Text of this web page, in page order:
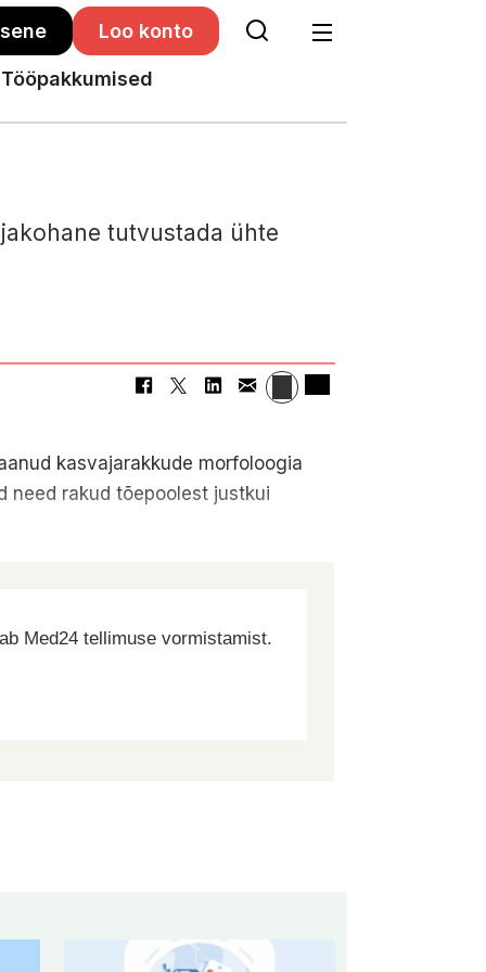
Loo konto
Tööpakkumised
tutvustada ühte
kasvajarakkude morfoloogia
need rakud tõepoolest justkui
Med24 tellimuse vormistamist.